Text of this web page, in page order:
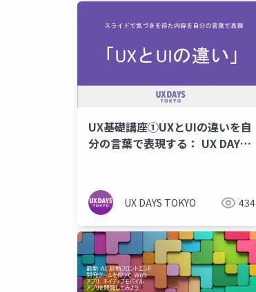
UX基礎講座①UXとUIの違いを自
分の言葉で表現する： UX DAYS
UX DAYS TOKYO 434